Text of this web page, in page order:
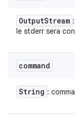
OutputStream :
le stderr sera
command
String :